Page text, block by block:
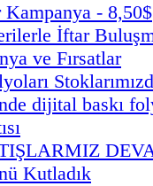
- 8,50$
İftar
ve Fırsatlar
dijital baskı
Kutladık